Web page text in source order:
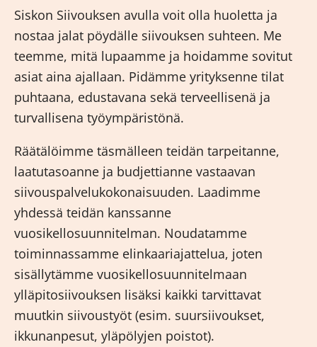
Siskon Siivouksen avulla voit olla huoletta ja
nostaa jalat pöydälle siivouksen suhteen. Me
teemme, mitä lupaamme ja hoidamme sovitut
asiat aina ajallaan. Pidämme yrityksenne tilat
puhtaana, edustavana sekä terveellisenä ja
turvallisena työympäristönä.
Räätälöimme täsmälleen teidän tarpeitanne,
laatutasoanne ja budjettianne vastaavan
siivouspalvelukokonaisuuden. Laadimme
yhdessä teidän kanssanne
vuosikellosuunnitelman. Noudatamme
toiminnassamme elinkaariajattelua, joten
sisällytämme vuosikellosuunnitelmaan
ylläpitosiivouksen lisäksi kaikki tarvittavat
muutkin siivoustyöt (esim. suursiivoukset,
ikkunanpesut, yläpölyjen poistot).